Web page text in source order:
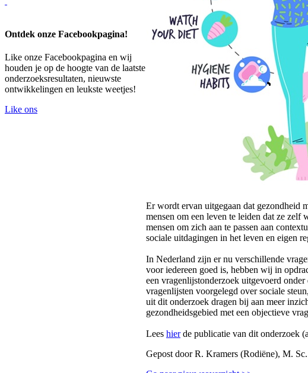
Ontdek onze Facebookpagina!
Like onze Facebookpagina en wij
houden je op de hoogte van de laatste
onderzoeksresultaten, nieuwste
ontwikkelingen en leukste weetjes!
Like ons
Er wordt ervan uitgegaan dat gezondheid
mensen om een leven te leiden dat ze zelf
mensen om zich aan te passen aan
sociale uitdagingen in het leven en eigen
In Nederland zijn er nu verschillende
voor iedereen goed is, hebben wij in
een vragenlijstonderzoek uitgevoerd
vragenlijsten voorgelegd over sociale
uit dit onderzoek dragen bij aan meer
gezondheidsgebied met een objectieve
Lees hierde publicatie van dit onderzoek
Gepost door R. Kramers (Rodiëne), M.